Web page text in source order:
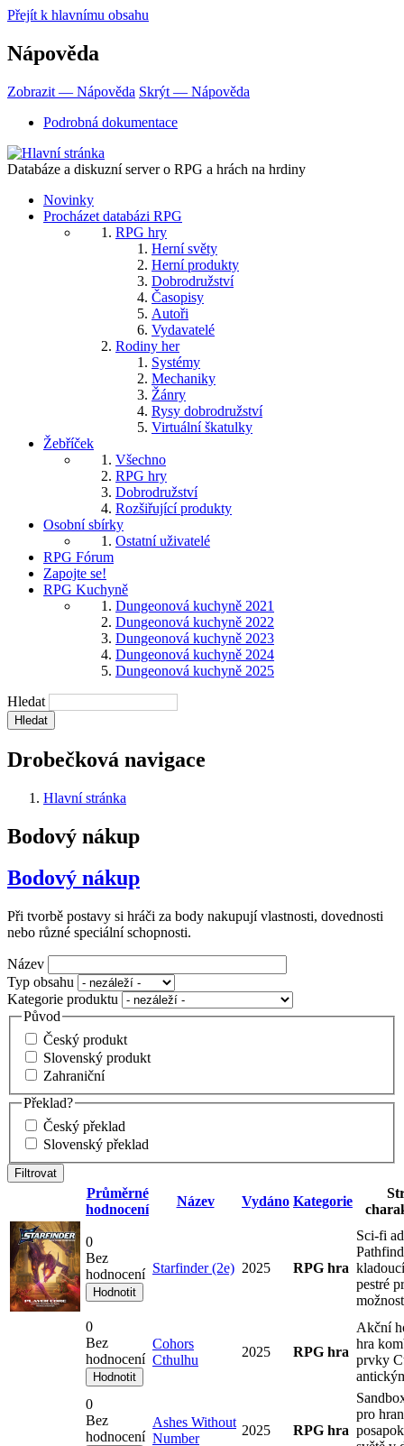
Přejít k hlavnímu obsahu
Nápověda
Zobrazit — Nápověda Skrýt — Nápověda
Podrobná dokumentace
Databáze a diskuzní server o RPG a hrách na hrdiny
Novinky
Procházet databázi RPG
RPG hry
Herní světy
Herní produkty
Dobrodružství
Časopisy
Autoři
Vydavatelé
Rodiny her
Systémy
Mechaniky
Žánry
Rysy dobrodružství
Virtuální škatulky
Žebříček
Všechno
RPG hry
Dobrodružství
Rozšiřující produkty
Osobní sbírky
Ostatní uživatelé
RPG Fórum
Zapojte se!
RPG Kuchyně
Dungeonová kuchyně 2021
Dungeonová kuchyně 2022
Dungeonová kuchyně 2023
Dungeonová kuchyně 2024
Dungeonová kuchyně 2025
Hledat
Drobečková navigace
Hlavní stránka
Bodový nákup
Bodový nákup
Při tvorbě postavy si hráči za body nakupují vlastnosti, dovednosti
nebo různé speciální schopnosti.
Název
Typ obsahu
Kategorie produktu
Původ
Český produkt
Slovenský produkt
Zahraniční
Překlad?
Český překlad
Slovenský překlad
Průměrné
hodnocení
Název Vydáno Kategorie
0
Bez
hodnocení Starfinder (2e) 2025 RPG hra
Sci-fi
pestré
0
Bez
hodnocení
Cohors
Cthulhu
2025 RPG hra
Akční
hra
prvky
0
Bez
hodnocení
Ashes Without
Number
2025 RPG hra
pro